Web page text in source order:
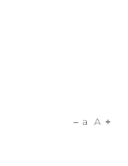
a A